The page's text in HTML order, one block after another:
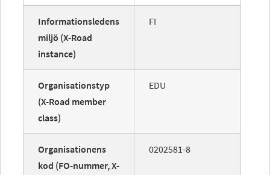
Informationsledens
miljö (X-Road
instance)
FI
Organisationstyp
(X-Road member
class)
EDU
Organisationens
kod (FO-nummer, X-
0202581-8